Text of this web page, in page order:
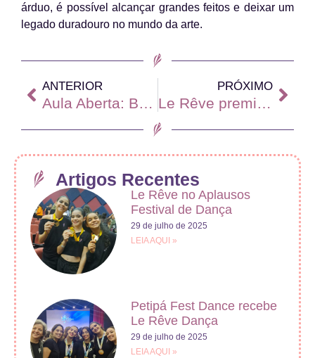
árduo, é possível alcançar grandes feitos e deixar um
legado duradouro no mundo da arte.
ANTERIOR
Aula Aberta: Balé de Repertório
PRÓXIMO
Le Rêve premiada no 14º Festival Alto Tietê de Dança em Mogi
Artigos Recentes
Le Rêve no Aplausos
Festival de Dança
29 de julho de 2025
LEIA AQUI »
Petipá Fest Dance recebe
Le Rêve Dança
29 de julho de 2025
LEIA AQUI »